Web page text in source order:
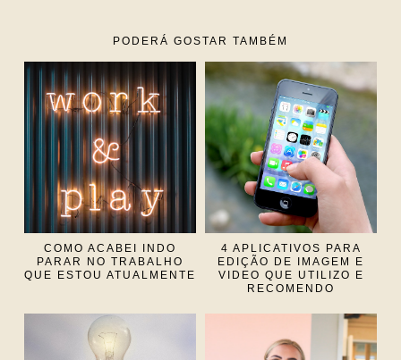
PODERÁ GOSTAR TAMBÉM
COMO ACABEI INDO
PARAR NO TRABALHO
QUE ESTOU ATUALMENTE
4 APLICATIVOS PARA
EDIÇÃO DE IMAGEM E
VIDEO QUE UTILIZO E
RECOMENDO